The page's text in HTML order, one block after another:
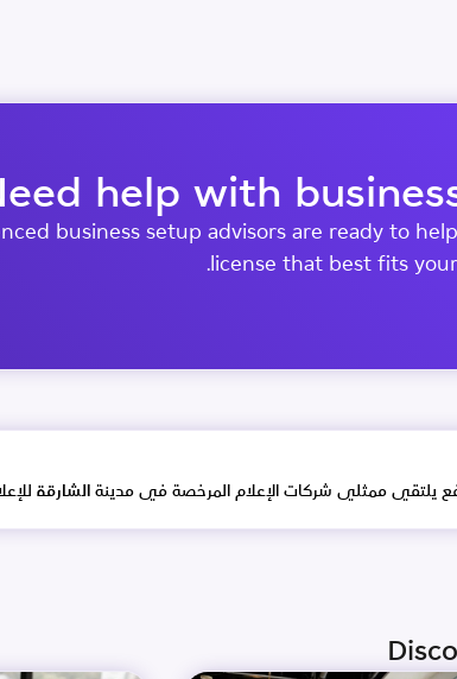
help with business
business setup advisors are ready to
license that best fits